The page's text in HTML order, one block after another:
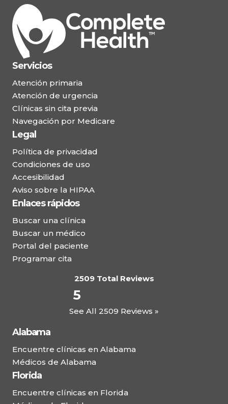
Servicios
Atención primaria
Atención de urgencia
Clínicas sin cita previa
Navegación por Medicare
Legal
Política de privacidad
Condiciones de uso
Accesibilidad
Aviso sobre la HIPAA
Enlaces rápidos
Buscar una clínica
Buscar un médico
Portal del paciente
Programar cita
2509 Total Reviews
5
See All 2509 Reviews »
Alabama
Encuentre clínicas en Alabama
Médicos de Alabama
Florida
Encuentre clínicas en Florida